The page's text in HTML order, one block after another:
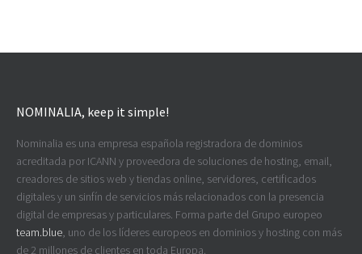
NOMINALIA, keep it simple!
Nominalia es una empresa española registradora de dominios
acreditada por ICANN y proveedora de soluciones de hosting, email,
creadores de sitios web y tiendas online, servidores, certificados
digitales y un sinfín de servicios más relacionados con la presencia
digital de empresas y particulares. Forma parte del Grupo europeo
team.blue, uno de los líderes europeos en dominios y hosting con más
de 2 millones de clientes en toda Europa.